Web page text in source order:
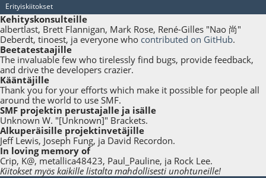
Erityiskiitokset
Kehityskonsulteille
albertlast, Brett Flannigan, Mark Rose, René-Gilles "Nao 尚"
Deberdt, tinoest, ja everyone who contributed on GitHub.
Beetatestaajille
The invaluable few who tirelessly find bugs, provide feedback,
and drive the developers crazier.
Kääntäjille
Thank you for your efforts which make it possible for people all
around the world to use SMF.
SMF projektin perustajalle ja isälle
Unknown W. "[Unknown]" Brackets.
Alkuperäisille projektinvetäjille
Jeff Lewis, Joseph Fung, ja David Recordon.
In loving memory of
Crip, K@, metallica48423, Paul_Pauline, ja Rock Lee.
Kiitokset myös kaikille listalta mahdollisesti unohtuneille!